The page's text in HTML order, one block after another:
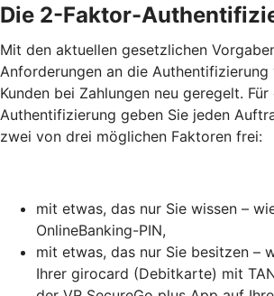
Die 2-Faktor-
Mit den aktuellen gesetzlichen
Anforderungen an die Authentifizierung
Kunden bei Zahlungen neu geregelt.
Authentifizierung geben Sie jeden
zwei von drei möglichen Faktoren frei:
mit etwas, das nur Sie wissen –
OnlineBanking-PIN,
mit etwas, das nur Sie besitzen –
Ihrer girocard (Debitkarte) mit